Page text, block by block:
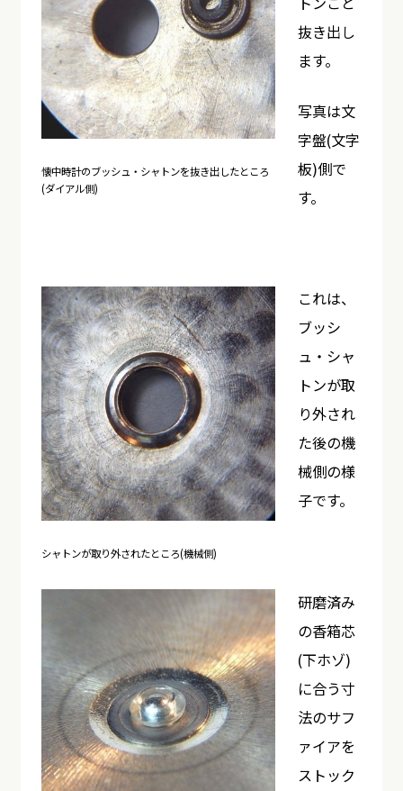
懐中時計のブッシュ・シャトンを抜き出したところ
(ダイアル側)
抜き出し
ます。
写真は文
字盤(文字
板)側で
す。
シャトンが取り外されたところ(機械側)
これは、
ブッシ
ュ・シャ
トンが取
り外され
た後の機
械側の様
子です。
研磨済み
の香箱芯
(下ホゾ)
に合う寸
法のサフ
ァイアを
ストック